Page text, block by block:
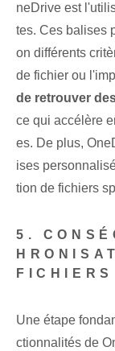
neDrive est
tes. Ces balises
on différents
de fichier ou
de retrouver
ce qui accélère
es. De plus,
ises
tion de ⁢fichiers
5.
Une étape
ctionnalités de